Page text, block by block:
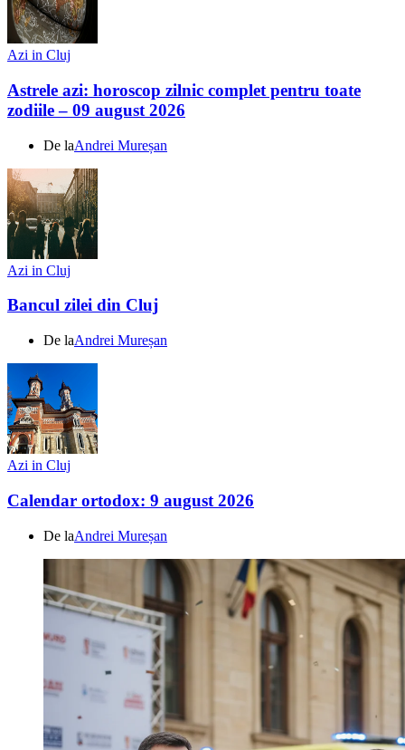
Azi in Cluj
Astrele azi: horoscop zilnic complet pentru toate
zodiile – 09 august 2026
De laAndrei Mureșan
Azi in Cluj
Bancul zilei din Cluj
De laAndrei Mureșan
Azi in Cluj
Calendar ortodox: 9 august 2026
De laAndrei Mureșan